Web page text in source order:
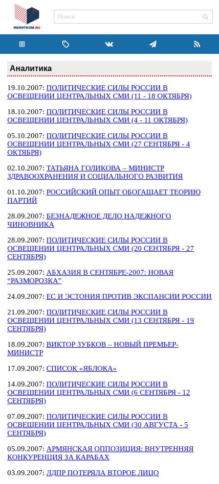
Аналитика
19.10.2007: ПОЛИТИЧЕСКИЕ СИЛЫ РОССИИ В
ОСВЕЩЕНИИ ЦЕНТРАЛЬНЫХ СМИ (11 - 18 ОКТЯБРЯ)
18.10.2007: ПОЛИТИЧЕСКИЕ СИЛЫ РОССИИ В
ОСВЕЩЕНИИ ЦЕНТРАЛЬНЫХ СМИ (4 - 11 ОКТЯБРЯ)
05.10.2007: ПОЛИТИЧЕСКИЕ СИЛЫ РОССИИ В
ОСВЕЩЕНИИ ЦЕНТРАЛЬНЫХ СМИ (27 СЕНТЯБРЯ - 4
ОКТЯБРЯ)
02.10.2007: ТАТЬЯНА ГОЛИКОВА – МИНИСТР
ЗДРАВООХРАНЕНИЯ И СОЦИАЛЬНОГО РАЗВИТИЯ
01.10.2007: РОССИЙСКИЙ ОПЫТ ОБОГАЩАЕТ ТЕОРИЮ
ПАРТИЙ
28.09.2007: БЕЗНАДЕЖНОЕ ДЕЛО НАДЕЖНОГО
ЧИНОВНИКА
28.09.2007: ПОЛИТИЧЕСКИЕ СИЛЫ РОССИИ В
ОСВЕЩЕНИИ ЦЕНТРАЛЬНЫХ СМИ (20 СЕНТЯБРЯ - 27
СЕНТЯБРЯ)
25.09.2007: АБХАЗИЯ В СЕНТЯБРЕ-2007: НОВАЯ
“РАЗМОРОЗКА”
24.09.2007: ЕС И ЭСТОНИЯ ПРОТИВ ЭКСПАНСИИ РОССИИ
21.09.2007: ПОЛИТИЧЕСКИЕ СИЛЫ РОССИИ В
ОСВЕЩЕНИИ ЦЕНТРАЛЬНЫХ СМИ (13 СЕНТЯБРЯ - 19
СЕНТЯБРЯ)
18.09.2007: ВИКТОР ЗУБКОВ – НОВЫЙ ПРЕМЬЕР-
МИНИСТР
17.09.2007: СПИСОК «ЯБЛОКА»
14.09.2007: ПОЛИТИЧЕСКИЕ СИЛЫ РОССИИ В
ОСВЕЩЕНИИ ЦЕНТРАЛЬНЫХ СМИ (6 СЕНТЯБРЯ - 12
СЕНТЯБРЯ)
07.09.2007: ПОЛИТИЧЕСКИЕ СИЛЫ РОССИИ В
ОСВЕЩЕНИИ ЦЕНТРАЛЬНЫХ СМИ (30 АВГУСТА - 5
СЕНТЯБРЯ)
05.09.2007: АРМЯНСКАЯ ОППОЗИЦИЯ: ВНУТРЕННЯЯ
КОНКУРЕНЦИЯ ЗА КАРАБАХ
03.09.2007: ЛДПР ПОТЕРЯЛА ВТОРОЕ ЛИЦО